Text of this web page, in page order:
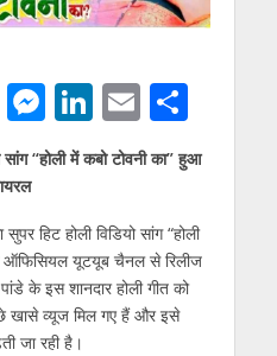
m
M
e
ss
e
n
g
er
Li
n
k
e
dI
n
E
m
ai
S
ar
e
“होली में कबो टोवनी का” हुआ
हिट होली विडियो सांग “होली
ऑफिसियल यूटयूब चैनल से रिलीज
के इस शानदार होली गीत को
खासे व्यूज मिल गए हैं और इसे
जा रही है।